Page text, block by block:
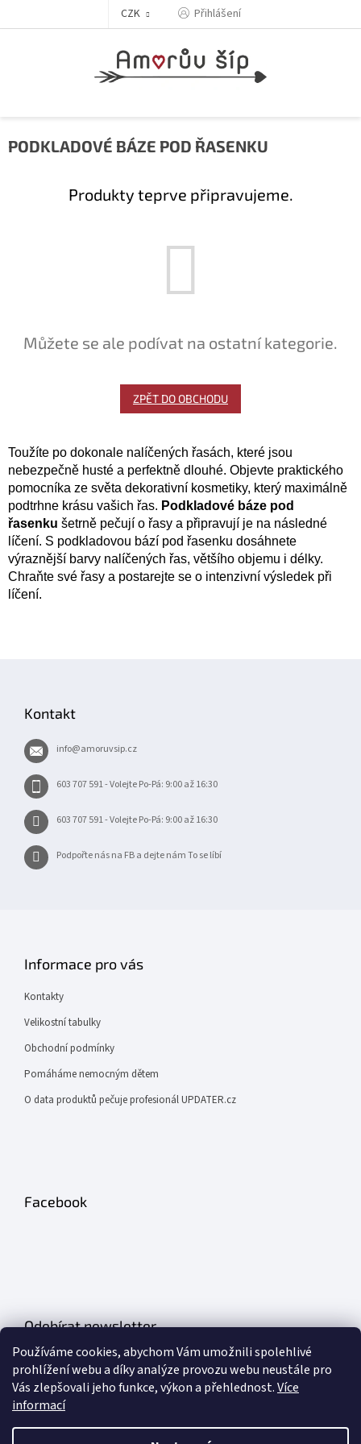
Používáme cookies, abychom Vám umožnili spolehlivé
prohlížení webu a díky analýze provozu webu neustále pro
Vás zlepšovali jeho funkce, výkon a přehlednost.Více
informací
CZK Přihlášení
PODKLADOVÉ BÁZE POD ŘASENKU
Produkty teprve připravujeme.
Můžete se ale podívat na ostatní kategorie.
ZPĚT DO OBCHODU
Toužíte po dokonale nalíčených řasách, které jsou
nebezpečně husté a perfektně dlouhé. Objevte praktického
pomocníka ze světa dekorativní kosmetiky, který maximálně
podtrhne krásu vašich řas. Podkladové báze pod
řasenku šetrně pečují o řasy a připravují je na následné
líčení. S podkladovou bází pod řasenku dosáhnete
výraznější barvy nalíčených řas, většího objemu i délky.
Chraňte své řasy a postarejte se o intenzivní výsledek při
líčení.
Kontakt
info@amoruvsip.cz
603 707 591 - Volejte Po-Pá: 9:00 až 16:30
603 707 591 - Volejte Po-Pá: 9:00 až 16:30
Podpořte nás na FB a dejte nám To se líbí
Informace pro vás
Kontakty
Velikostní tabulky
Obchodní podmínky
Pomáháme nemocným dětem
O data produktů pečuje profesionál UPDATER.cz
Facebook
Odebírat newsletter
Vložte svůj e-mail a my vám budeme zasílat informace o nových
produktech na našem e-shopu.
E-mail